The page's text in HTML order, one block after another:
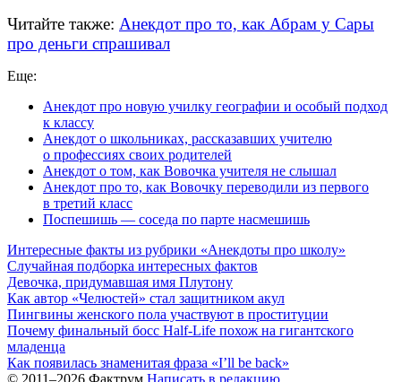
Читайте также: Анекдот про то, как Абрам у Сары
про деньги спрашивал
Еще:
Анекдот про новую училку географии и особый подход
к классу
Анекдот о школьниках, рассказавших учителю
о профессиях своих родителей
Анекдот о том, как Вовочка учителя не слышал
Анекдот про то, как Вовочку переводили из первого
в третий класс
Поспешишь — соседа по парте насмешишь
Интересные факты из рубрики «Анекдоты про школу»
Случайная подборка интересных фактов
Девочка, придумавшая имя Плутону
Как автор «Челюстей» стал защитником акул
Пингвины женского пола участвуют в проституции
Почему финальный босс Half-Life похож на гигантского
младенца
Как появилась знаменитая фраза «I’ll be back»
© 2011–2026 Фактрум Написать в редакцию